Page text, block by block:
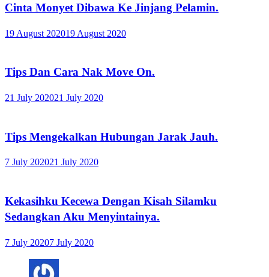
Cinta Monyet Dibawa Ke Jinjang Pelamin.
19 August 202019 August 2020
Tips Dan Cara Nak Move On.
21 July 202021 July 2020
Tips Mengekalkan Hubungan Jarak Jauh.
7 July 202021 July 2020
Kekasihku Kecewa Dengan Kisah Silamku
Sedangkan Aku Menyintainya.
7 July 20207 July 2020